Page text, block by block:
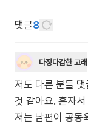
댓글8
다정다감한 고래
저도 다른 분들
것 같아요. 혼자
저는 남편이 공동